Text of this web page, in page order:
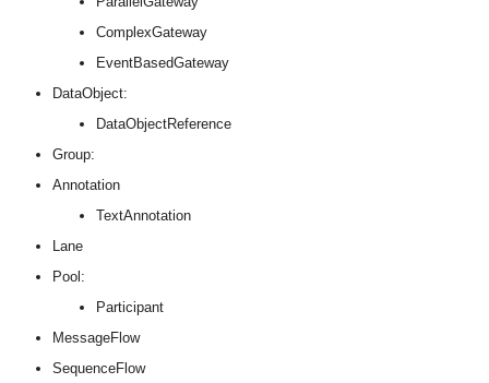
ComplexGateway
EventBasedGateway
DataObject:
DataObjectReference
Group:
Annotation
TextAnnotation
Lane
Pool:
Participant
MessageFlow
SequenceFlow